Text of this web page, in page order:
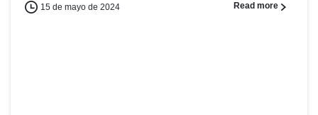
15 de mayo de 2024 Read more